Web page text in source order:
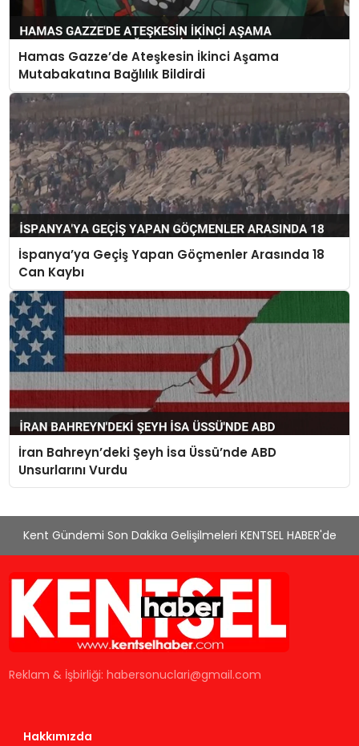
Hamas Gazze’de Ateşkesin İkinci Aşama
Mutabakatına Bağlılık Bildirdi
İspanya’ya Geçiş Yapan Göçmenler Arasında 18
Can Kaybı
İran Bahreyn’deki Şeyh İsa Üssü’nde ABD
Unsurlarını Vurdu
Kent Gündemi Son Dakika Gelişilmeleri KENTSEL HABER'de
Reklam & İşbirliği:habersonuclari@gmail.com
Hakkımızda